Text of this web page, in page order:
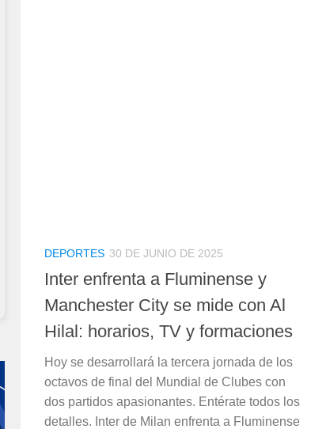
DEPORTES 30 DE JUNIO DE 2025
Inter enfrenta a Fluminense y
Manchester City se mide con Al
Hilal: horarios, TV y formaciones
Hoy se desarrollará la tercera jornada de los
octavos de final del Mundial de Clubes con
dos partidos apasionantes. Entérate todos los
detalles. Inter de Milan enfrenta a Fluminense